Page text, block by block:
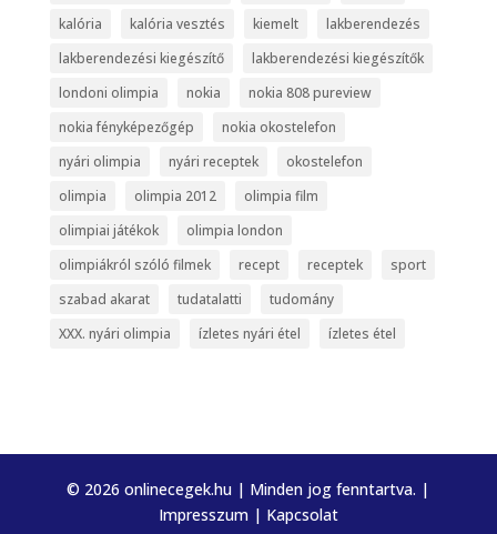
kalória
kalória vesztés kiemelt
lakberendezés
lakberendezési kiegészítő
lakberendezési kiegészítők
londoni olimpia
nokia
nokia 808 pureview
nokia fényképezőgép
nokia okostelefon
nyári olimpia
nyári receptek
okostelefon
olimpia
olimpia 2012
olimpia film
olimpiai játékok
olimpia london
olimpiákról szóló filmek
recept receptek
sport
szabad akarat
tudatalatti
tudomány
XXX. nyári olimpia
ízletes nyári étel ízletes étel
© 2026 onlinecegek.hu | Minden jog fenntartva. |
Impresszum| Kapcsolat